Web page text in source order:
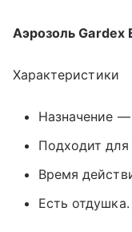
Аэрозоль Gardex
Характеристики
Назначение —
Подходит для
Время
Есть отдушка.